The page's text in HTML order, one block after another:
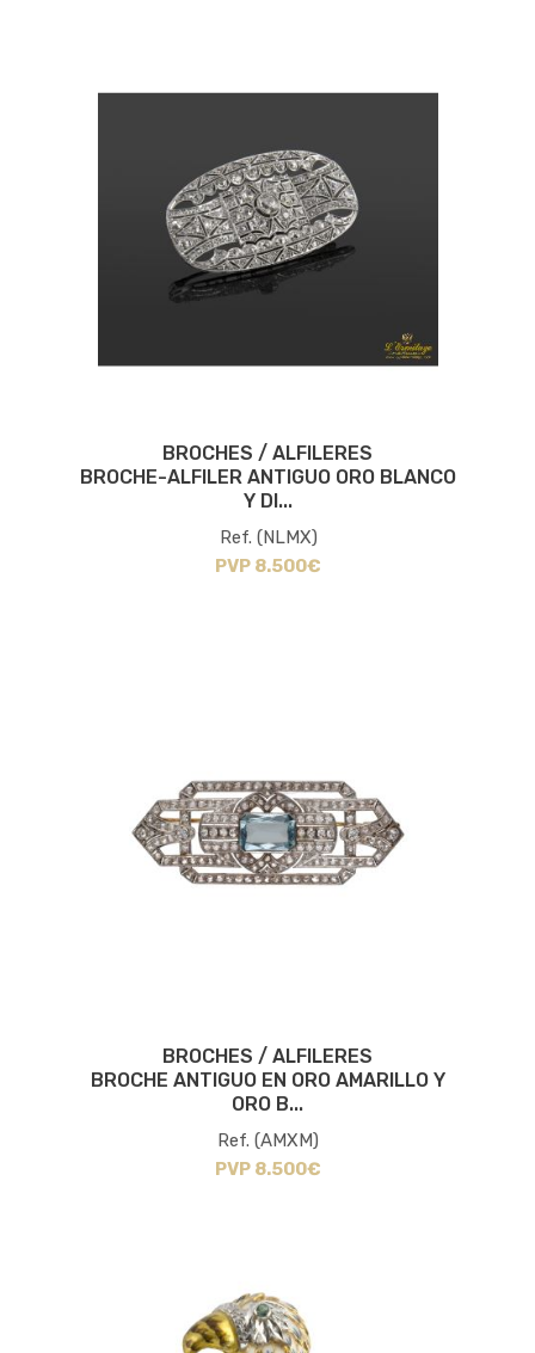
BROCHES / ALFILERES
BROCHE-ALFILER ANTIGUO ORO BLANCO
Y DI...
Ref. (NLMX)
PVP 8.500€
BROCHES / ALFILERES
BROCHE ANTIGUO EN ORO AMARILLO Y
ORO B...
Ref. (AMXM)
PVP 8.500€